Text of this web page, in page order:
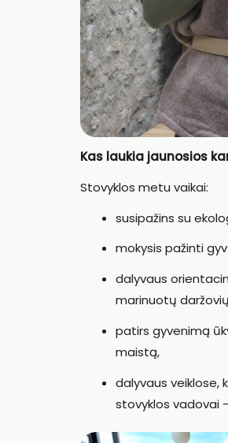
Kas laukia jaunosios
Stovyklos metu vaikai:
susipažins su
mokysis pažinti
dalyvaus
marinuotų
patirs gyvenimą
maistą,
dalyvaus veiklose,
stovyklos vadovai